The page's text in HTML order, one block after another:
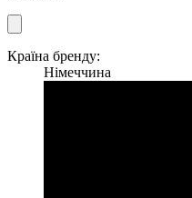
Країна бренду:
Німеччина